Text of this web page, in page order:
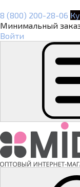
8 (800) 200-28-06
Минимальный
Войти